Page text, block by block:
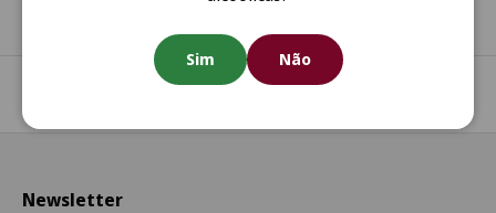
Sim Não
Newsletter